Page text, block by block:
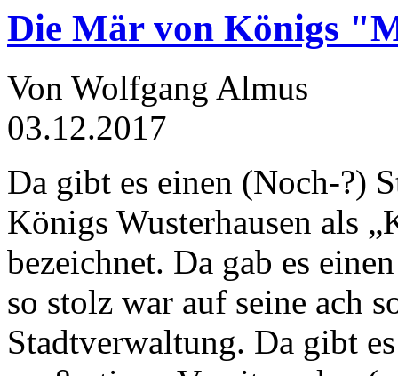
Die Mär von Königs
Von Wolfgang Almus
03.12.2017
Da gibt es einen (Noch-?)
Königs Wusterhausen als
bezeichnet. Da gab es
so stolz war auf seine ach
Stadtverwaltung. Da gibt